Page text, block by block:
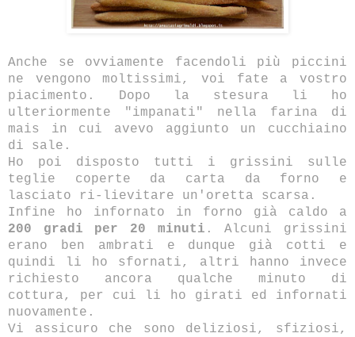
Anche se ovviamente facendoli più piccini
ne vengono moltissimi, voi fate a vostro
piacimento. Dopo la stesura li ho
ulteriormente "impanati" nella farina di
mais in cui avevo aggiunto un cucchiaino
di sale.
Ho poi disposto tutti i grissini sulle
teglie coperte da carta da forno e
lasciato ri-lievitare un'oretta scarsa.
Infine ho infornato in forno già caldo a
200 gradi per 20 minuti . Alcuni grissini
erano ben ambrati e dunque già cotti e
quindi li ho sfornati, altri hanno invece
richiesto ancora qualche minuto di
cottura, per cui li ho girati ed infornati
nuovamente.
Vi assicuro che sono deliziosi, sfiziosi,